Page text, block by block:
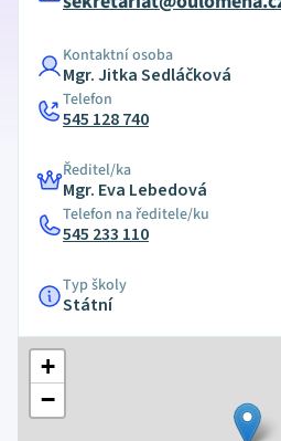
Kontaktní osoba
Mgr. Jitka Sedláčková
Telefon
545 128 740
Ředitel/ka
Mgr. Eva Lebedová
Telefon na ředitele/ku
545 233 110
Typ školy
Státní
+
−